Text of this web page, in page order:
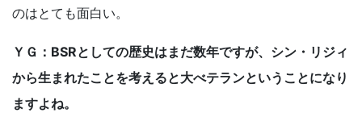
のはとても面白い。
ＹＧ：BSRとしての歴史はまだ数年ですが、シン・リジィ
から生まれたことを考えると大べテランということになり
ますよね。